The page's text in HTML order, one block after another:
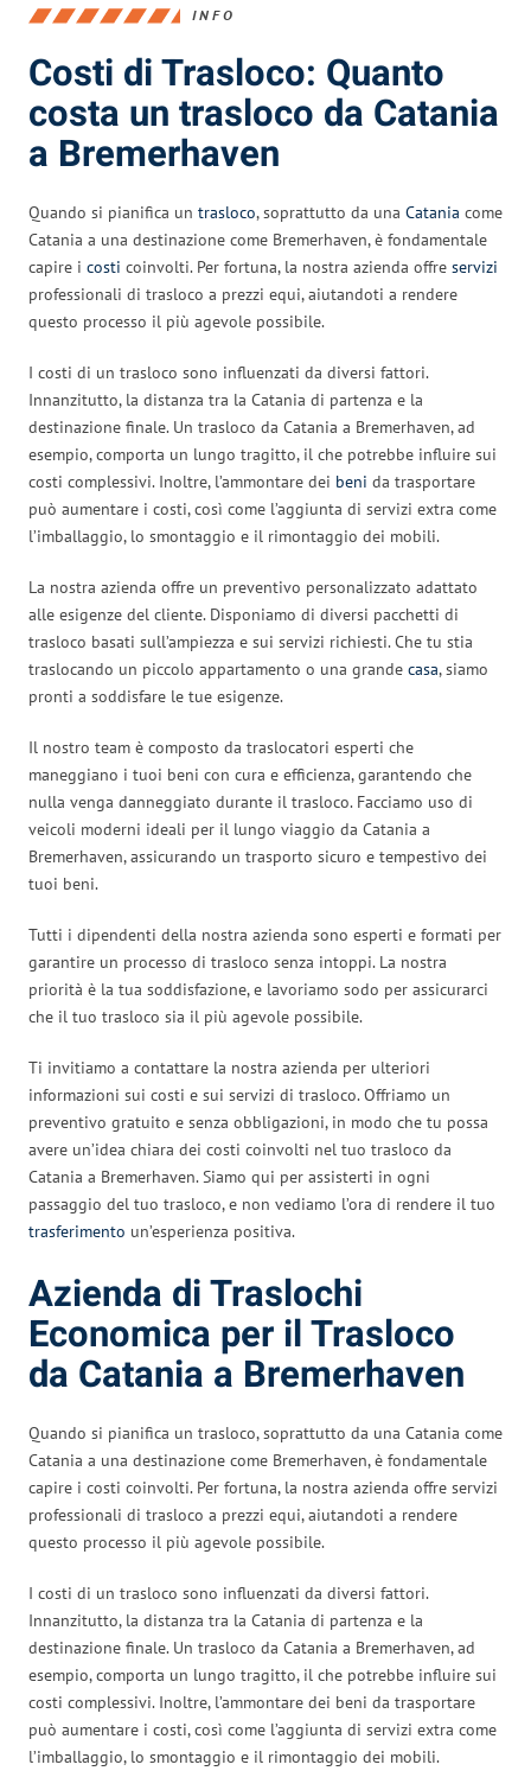
INFO
Costi di Trasloco: Quanto
costa un trasloco da Catania
a Bremerhaven
Quando si pianifica un trasloco, soprattutto da una Catania come
Catania a una destinazione come Bremerhaven, è fondamentale
capire i costi coinvolti. Per fortuna, la nostra azienda offre servizi
professionali di trasloco a prezzi equi, aiutandoti a rendere
questo processo il più agevole possibile.
I costi di un trasloco sono influenzati da diversi fattori.
Innanzitutto, la distanza tra la Catania di partenza e la
destinazione finale. Un trasloco da Catania a Bremerhaven, ad
esempio, comporta un lungo tragitto, il che potrebbe influire sui
costi complessivi. Inoltre, l’ammontare dei beni da trasportare
può aumentare i costi, così come l’aggiunta di servizi extra come
l’imballaggio, lo smontaggio e il rimontaggio dei mobili.
La nostra azienda offre un preventivo personalizzato adattato
alle esigenze del cliente. Disponiamo di diversi pacchetti di
trasloco basati sull’ampiezza e sui servizi richiesti. Che tu stia
traslocando un piccolo appartamento o una grande casa, siamo
pronti a soddisfare le tue esigenze.
Il nostro team è composto da traslocatori esperti che
maneggiano i tuoi beni con cura e efficienza, garantendo che
nulla venga danneggiato durante il trasloco. Facciamo uso di
veicoli moderni ideali per il lungo viaggio da Catania a
Bremerhaven, assicurando un trasporto sicuro e tempestivo dei
tuoi beni.
Tutti i dipendenti della nostra azienda sono esperti e formati per
garantire un processo di trasloco senza intoppi. La nostra
priorità è la tua soddisfazione, e lavoriamo sodo per assicurarci
che il tuo trasloco sia il più agevole possibile.
Ti invitiamo a contattare la nostra azienda per ulteriori
informazioni sui costi e sui servizi di trasloco. Offriamo un
preventivo gratuito e senza obbligazioni, in modo che tu possa
avere un’idea chiara dei costi coinvolti nel tuo trasloco da
Catania a Bremerhaven. Siamo qui per assisterti in ogni
passaggio del tuo trasloco, e non vediamo l’ora di rendere il tuo
trasferimento un’esperienza positiva.
Azienda di Traslochi
Economica per il Trasloco
da Catania a Bremerhaven
Quando si pianifica un trasloco, soprattutto da una Catania come
Catania a una destinazione come Bremerhaven, è fondamentale
capire i costi coinvolti. Per fortuna, la nostra azienda offre servizi
professionali di trasloco a prezzi equi, aiutandoti a rendere
questo processo il più agevole possibile.
I costi di un trasloco sono influenzati da diversi fattori.
Innanzitutto, la distanza tra la Catania di partenza e la
destinazione finale. Un trasloco da Catania a Bremerhaven, ad
esempio, comporta un lungo tragitto, il che potrebbe influire sui
costi complessivi. Inoltre, l’ammontare dei beni da trasportare
può aumentare i costi, così come l’aggiunta di servizi extra come
l’imballaggio, lo smontaggio e il rimontaggio dei mobili.